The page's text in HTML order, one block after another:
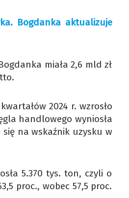
Bogdanka aktualizuje
miała 2,6 mld zł
2024 r. wzrosło
handlowego wyniosła
się na wskaźnik uzysku w
5.370 tys. ton, czyli o
proc., wobec 57,5 proc.